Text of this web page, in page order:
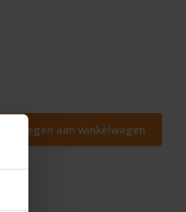
Toevoegen aan winkelwagen